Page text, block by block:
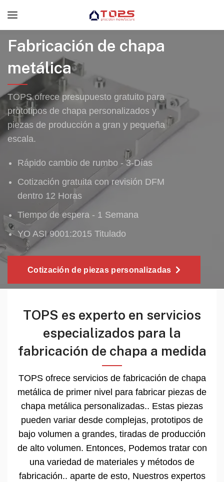
Fabricación de chapa
metálica
TOPS ofrece presupuesto gratuito para
prototipos de chapa personalizados y
piezas de producción a gran y pequeña
escala.
Rápido cambio de rumbo - 3-Días
Cotización gratuita con revisión DFM
dentro 12 Horas
Tiempo de espera - 1 Semana
YO ASI 9001:2015 Titulado
Cotización de piezas personalizadas
TOPS es experto en servicios
especializados para la
fabricación de chapa a medida
TOPS ofrece servicios de fabricación de chapa
metálica de primer nivel para fabricar piezas de
chapa metálica personalizadas.. Estas piezas
pueden variar desde complejas, prototipos de
bajo volumen a grandes, tiradas de producción
de alto volumen. Entonces, Podemos tratar con
una variedad de materiales y métodos de
fabricación.. aparte de esto, Nuestros expertos